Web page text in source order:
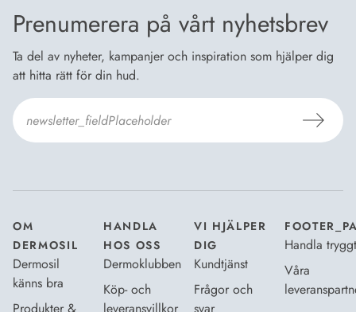
Prenumerera på vårt nyhetsbrev
Ta del av nyheter, kampanjer och inspiration som hjälper dig
att hitta rätt för din hud.
OM
DERMOSIL
Dermosil
känns bra
HANDLA
HOS OSS
Dermoklubben
Köp- och
VI HJÄLPER
DIG
Kundtjänst
Frågor och
Handla tryggt
Våra